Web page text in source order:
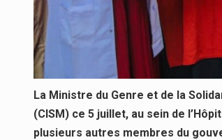
La Ministre du Genre et de la
(CISM) ce 5 juillet, au sein de
plusieurs autres membres du